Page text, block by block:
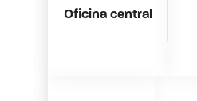
Oficina central